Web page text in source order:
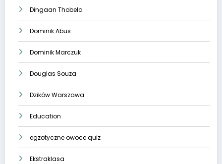
Dingaan Thobela
Dominik Abus
Dominik Marczuk
Douglas Souza
Dzików Warszawa
Education
egzotyczne owoce quiz
Ekstraklasa